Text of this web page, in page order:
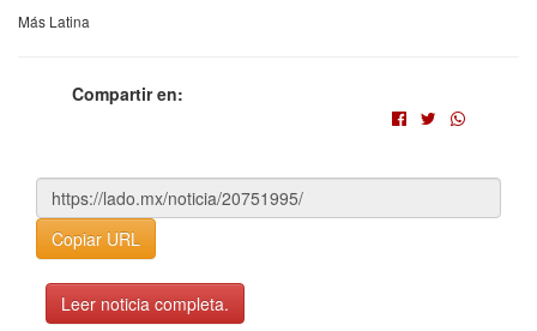
Más Latina
Compartir en:
Copiar URL
Leer noticia completa.